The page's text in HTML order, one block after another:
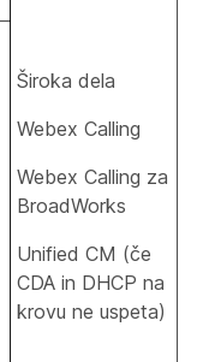
Široka dela
Webex Calling
Webex Calling za
BroadWorks
Unified CM (če
CDA in DHCP na
krovu ne uspeta)